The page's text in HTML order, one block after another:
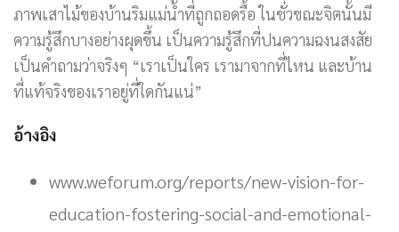
ภาพเสาไม้ของบ้านริมแม่น้ำที่ถูกถอดรื้อ ในชั่วขณะจิตนั้นมี
ความรู้สึกบางอย่างผุดขึ้น เป็นความรู้สึกที่ปนความฉงนสงสัย
เป็นคำถามว่าจริงๆ “เราเป็นใคร เรามาจากที่ไหน และบ้าน
ที่แท้จริงของเราอยู่ที่ใดกันแน่”
อ้างอิง
www.weforum.org/reports/new-vision-for-
education-fostering-social-and-emotional-